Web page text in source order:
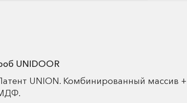
UNIDOOR
UNION. Комбинированный массив +